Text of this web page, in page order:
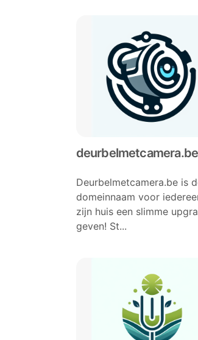
deurbelmetcamera.be
Deurbelmetcamera.be is
domeinnaam voor
zijn huis een slimme
geven! St...